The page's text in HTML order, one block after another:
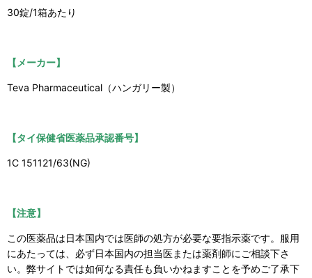
30錠/1箱あたり
【メーカー】
Teva Pharmaceutical（ハンガリー製）
【タイ保健省医薬品承認番号】
1C 151121/63(NG)
【注意】
この医薬品は日本国内では医師の処方が必要な要指示薬です。服用
にあたっては、必ず日本国内の担当医または薬剤師にご相談下さ
い。弊サイトでは如何なる責任も負いかねますことを予めご了承下